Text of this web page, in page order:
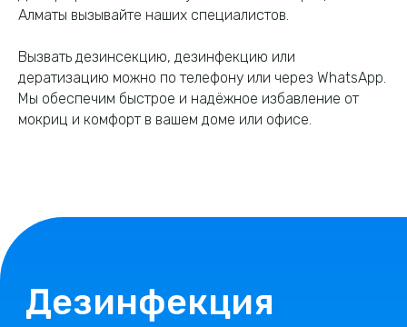
Алматы вызывайте наших специалистов.
Вызвать дезинсекцию, дезинфекцию или
дератизацию можно по телефону или через WhatsApp.
Мы обеспечим быстрое и надёжное избавление от
мокриц и комфорт в вашем доме или офисе.